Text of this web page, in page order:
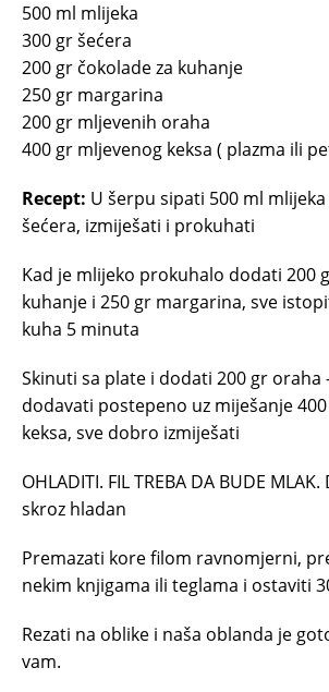
500 ml mlijeka
300 gr šećera
200 gr čokolade za kuhanje
250 gr margarina
200 gr mljevenih oraha
400 gr mljevenog keksa ( plazma ili
Recept: U šerpu sipati 500 ml
šećera, izmiješati i prokuhati
Kad je mlijeko prokuhalo dodati 200
kuhanje i 250 gr margarina, sve
kuha 5 minuta
Skinuti sa plate i dodati 200 gr oraha
dodavati postepeno uz miješanje
keksa, sve dobro izmiješati
OHLADITI. FIL TREBA DA BUDE
skroz hladan
Premazati kore filom ravnomjerni,
nekim knjigama ili teglama i ostaviti
Rezati na oblike i naša oblanda je
vam.